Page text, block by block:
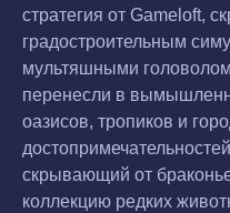
стратегия от Gameloft,
градостроительным
мультяшными
перенесли в
оазисов, тропиков и
скрывающий от
коллекцию редких